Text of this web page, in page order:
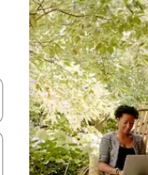
za pomocą klawiszy